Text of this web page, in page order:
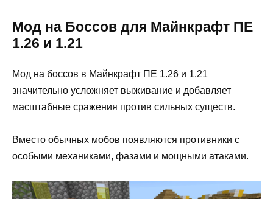
Мод на Боссов для Майнкрафт ПЕ
1.26 и 1.21
Мод на боссов в Майнкрафт ПЕ 1.26 и 1.21
значительно усложняет выживание и добавляет
масштабные сражения против сильных существ.
Вместо обычных мобов появляются противники с
особыми механиками, фазами и мощными атаками.